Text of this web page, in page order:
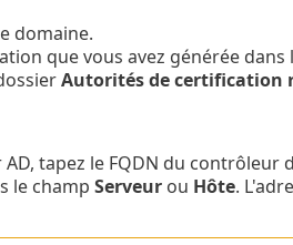
domaine.
que vous avez générée dans
Autorités de certification
tapez le FQDN du contrôleur
le champ Serveurou Hôte.